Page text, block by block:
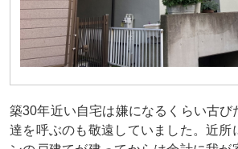
築30年近い自宅は嫌になるくらい古び
達を呼ぶのも敬遠していました。近所